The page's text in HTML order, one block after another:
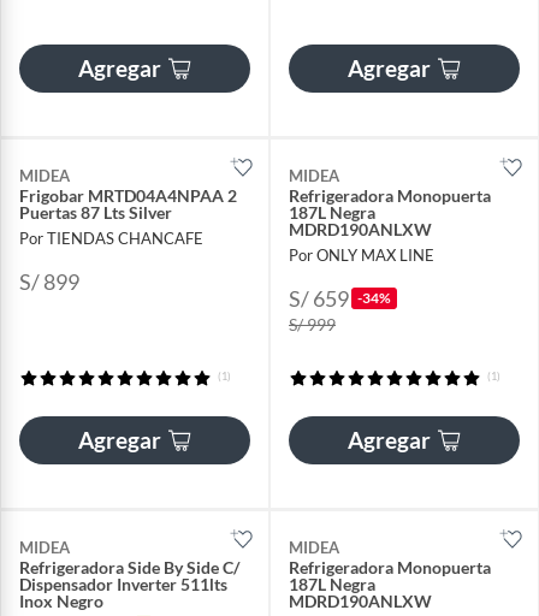
Agregar Agregar
MIDEA
Frigobar MRTD04A4NPAA 2
Puertas 87 Lts Silver
Por TIENDAS CHANCAFE
S/ 899
(1)
Agregar
MIDEA
Refrigeradora Monopuerta
187L Negra
MDRD190ANLXW
Por ONLY MAX LINE
S/ 659 -34%
S/ 999
(1)
Agregar
MIDEA
Refrigeradora Side By Side C/
Dispensador Inverter 511lts
Inox Negro
MIDEA
Refrigeradora Monopuerta
187L Negra
MDRD190ANLXW